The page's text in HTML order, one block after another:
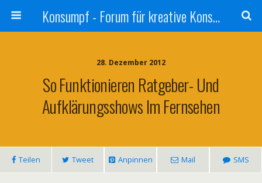
Konsumpf - Forum für kreative Konsumkritik - Culture Jamming, Nachhaltigkeit, Konzernkritik, Adbusting
28. Dezember 2012
So Funktionieren Ratgeber- Und
Aufklärungsshows Im Fernsehen
Teilen Tweet Anpinnen Mail SMS